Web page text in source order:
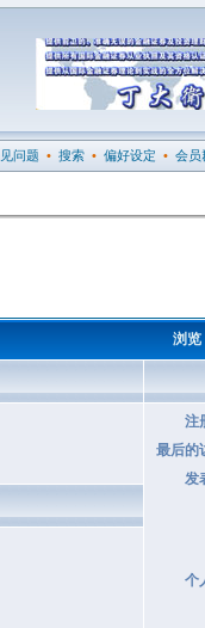
问题 • 搜索 • 偏好设定 • 会员
浏览
注
最后的
发
个